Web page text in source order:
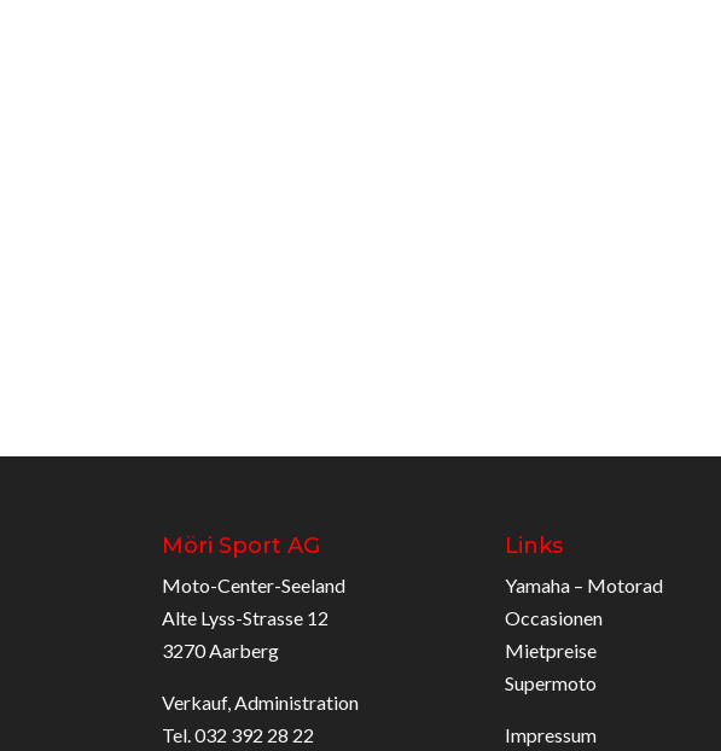
Möri Sport AG
Moto-Center-Seeland
Alte Lyss-Strasse 12
3270 Aarberg
Verkauf, Administration
Tel. 032 392 28 22
Links
Yamaha – Motorad
Occasionen
Mietpreise
Supermoto
Impressum